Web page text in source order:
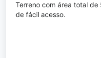
Terreno com área total
de fácil acesso.